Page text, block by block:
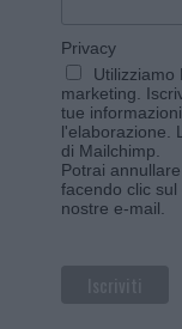
Privacy
Utilizziamo
marketing.
tue
l'elaborazione.
di Mailchimp
Potrai
facendo clic
nostre e-mail.